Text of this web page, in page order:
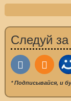
Следуй
* Подписывайся, и